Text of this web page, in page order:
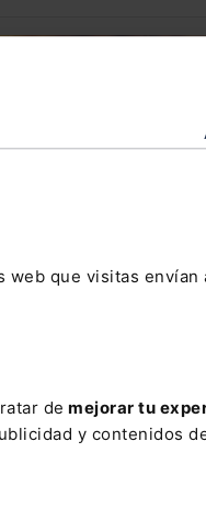
web que visitas envían
de mejorar tu
y contenidos
Incendios forestales:
urgentes de protección